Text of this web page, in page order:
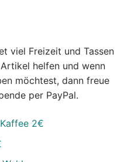
viel Freizeit und Tassen
helfen und wenn
möchtest, dann freue
per PayPal.
2€